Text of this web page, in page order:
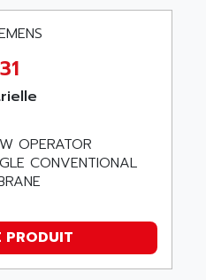
MOTOR
TECHNOLOGIES
OPERATOR
CONVENTIONAL
PRODUIT